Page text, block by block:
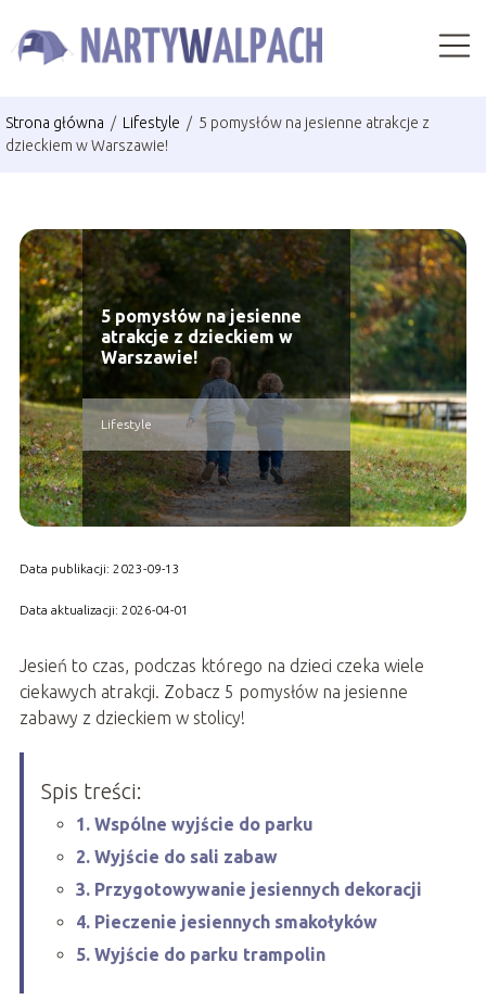
Strona główna / Lifestyle / 5 pomysłów na jesienne atrakcje z
dzieckiem w Warszawie!
5 pomysłów na jesienne
atrakcje z dzieckiem w
Warszawie!
Lifestyle
Data publikacji: 2023-09-13
Data aktualizacji: 2026-04-01
Jesień to czas, podczas którego na dzieci czeka wiele
ciekawych atrakcji. Zobacz 5 pomysłów na jesienne
zabawy z dzieckiem w stolicy!
Spis treści:
1. Wspólne wyjście do parku
2. Wyjście do sali zabaw
3. Przygotowywanie jesiennych dekoracji
4. Pieczenie jesiennych smakołyków
5. Wyjście do parku trampolin